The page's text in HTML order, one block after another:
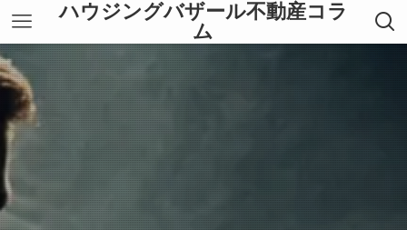
ハウジングバザール不動産コラ
ム